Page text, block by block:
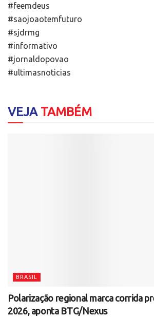
#feemdeus
#saojoaotemfuturo
#sjdrmg
#informativo
#jornaldopovao
#ultimasnoticias
VEJATAMBÉM
BRASIL
Polarização regional marca corrida
2026, aponta BTG/Nexus